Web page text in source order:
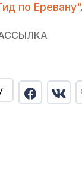
по Еревану"